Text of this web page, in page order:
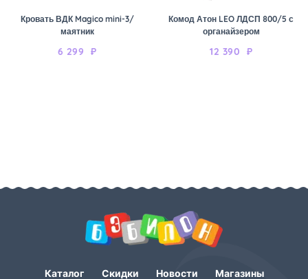
Кровать ВДК Magico mini-3/
маятник
6 299 ₽
Комод Атон LEO ЛДСП 800/5 с
органайзером
12 390 ₽
Каталог Скидки Новости Магазины